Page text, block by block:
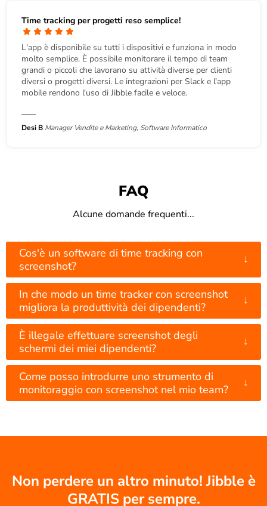
Time tracking per progetti reso semplice!
L'app è disponibile su tutti i dispositivi e funziona in modo
molto semplice. È possibile monitorare il tempo di team
grandi o piccoli che lavorano su attività diverse per clienti
diversi o progetti diversi. Le integrazioni per Slack e l'app
mobile rendono l'uso di Jibble facile e veloce.
Desi B Manager Vendite e Marketing, Software Informatico
FAQ
Alcune domande frequenti...
Cos'è un software di time tracking con
screenshot?
↓
In che modo un time tracker con screenshot
migliora la produttività dei dipendenti?
↓
È illegale effettuare screenshot degli
schermi dei miei dipendenti?
↓
Come posso introdurre uno strumento di
monitoraggio con screenshot nel mio team?
↓
Non perdere un altro minuto! Jibble è
GRATIS per sempre.